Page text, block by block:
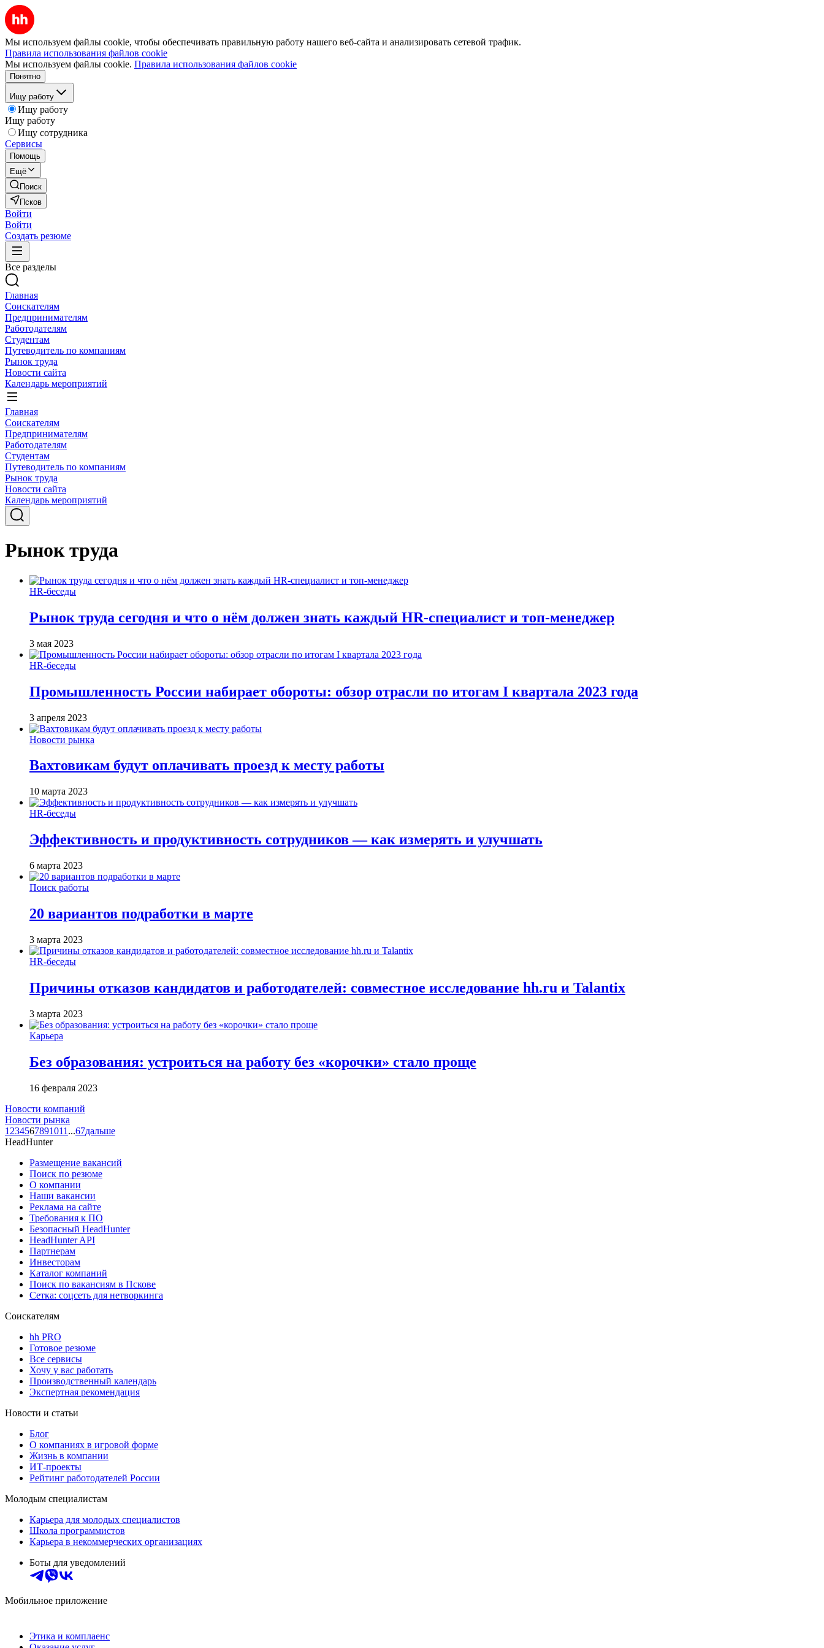
Мы используем файлы cookie, чтобы обеспечивать правильную работу нашего веб-сайта и анализировать сетевой трафик.
Правила использования файлов cookie
Мы используем файлы cookie. Правила использования файлов cookie
Понятно
Ищу работу
Ищу работу
Ищу работу
Ищу сотрудника
Сервисы
Помощь
Ещё
Поиск
Псков
Войти
Войти
Создать резюме
Все разделы
Главная
Соискателям
Предпринимателям
Работодателям
Студентам
Путеводитель по компаниям
Рынок труда
Новости сайта
Календарь мероприятий
Главная
Соискателям
Предпринимателям
Работодателям
Студентам
Путеводитель по компаниям
Рынок труда
Новости сайта
Календарь мероприятий
Рынок труда
HR-беседы
Рынок труда сегодня и что о нём должен знать каждый HR-специалист и топ-менеджер
3 мая 2023
HR-беседы
Промышленность России набирает обороты: обзор отрасли по итогам I квартала 2023 года
3 апреля 2023
Новости рынка
Вахтовикам будут оплачивать проезд к месту работы
10 марта 2023
HR-беседы
Эффективность и продуктивность сотрудников — как измерять и улучшать
6 марта 2023
Поиск работы
20 вариантов подработки в марте
3 марта 2023
HR-беседы
Причины отказов кандидатов и работодателей: совместное исследование hh.ru и Talantix
3 марта 2023
Карьера
Без образования: устроиться на работу без «корочки» стало проще
16 февраля 2023
Новости компаний
Новости рынка
1 234567891011 ...67дальше
HeadHunter
Размещение вакансий
Поиск по резюме
О компании
Наши вакансии
Реклама на сайте
Требования к ПО
Безопасный HeadHunter
HeadHunter API
Партнерам
Инвесторам
Каталог компаний
Поиск по вакансиям в Пскове
Сетка: соцсеть для нетворкинга
Соискателям
hh PRO
Готовое резюме
Все сервисы
Хочу у вас работать
Производственный календарь
Экспертная рекомендация
Новости и статьи
Блог
О компаниях в игровой форме
Жизнь в компании
ИТ-проекты
Рейтинг работодателей России
Молодым специалистам
Карьера для молодых специалистов
Школа программистов
Карьера в некоммерческих организациях
Боты для уведомлений
Мобильное приложение
Этика и комплаенс